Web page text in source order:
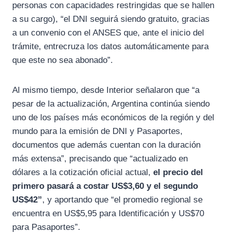
personas con capacidades restringidas que se hallen
a su cargo), “el DNI seguirá siendo gratuito, gracias
a un convenio con el ANSES que, ante el inicio del
trámite, entrecruza los datos automáticamente para
que este no sea abonado”.
Al mismo tiempo, desde Interior señalaron que “a
pesar de la actualización, Argentina continúa siendo
uno de los países más económicos de la región y del
mundo para la emisión de DNI y Pasaportes,
documentos que además cuentan con la duración
más extensa”, precisando que “actualizado en
dólares a la cotización oficial actual, el precio del
primero pasará a costar US$3,60 y el segundo
US$42”, y aportando que “el promedio regional se
encuentra en US$5,95 para Identificación y US$70
para Pasaportes”.